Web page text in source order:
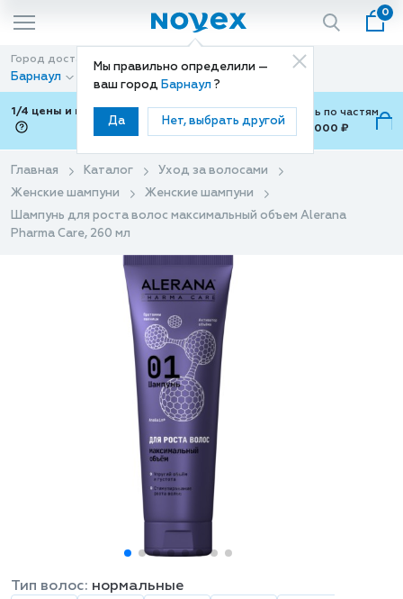
Мы правильно определили —
ваш город Барнаул ?
Да Нет, выбрать другой
0
Город доставки
Барнаул
Способ доставки
Доставка
1/4 цены и покупки ваши с Подели
Можно оплатить по частям
от 700 ₽ до 15,000 ₽
Главная Каталог
Уход за волосами
Женские шампуни
Женские шампуни
Шампунь для роста волос максимальный объем Alerana
Pharma Care, 260 мл
Тип волос: нормальные